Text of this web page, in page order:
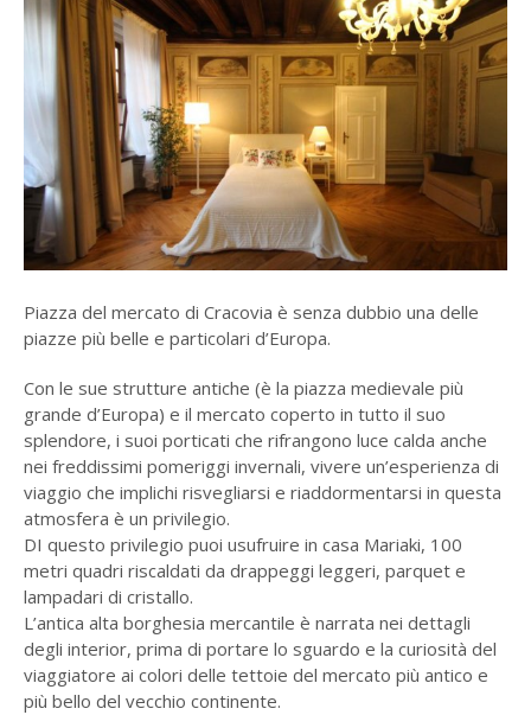
Piazza del mercato di Cracovia è senza dubbio una delle
piazze più belle e particolari d’Europa.
Con le sue strutture antiche (è la piazza medievale più
grande d’Europa) e il mercato coperto in tutto il suo
splendore, i suoi porticati che rifrangono luce calda anche
nei freddissimi pomeriggi invernali, vivere un’esperienza di
viaggio che implichi risvegliarsi e riaddormentarsi in questa
atmosfera è un privilegio.
DI questo privilegio puoi usufruire in casa Mariaki, 100
metri quadri riscaldati da drappeggi leggeri, parquet e
lampadari di cristallo.
L’antica alta borghesia mercantile è narrata nei dettagli
degli interior, prima di portare lo sguardo e la curiosità del
viaggiatore ai colori delle tettoie del mercato più antico e
più bello del vecchio continente.